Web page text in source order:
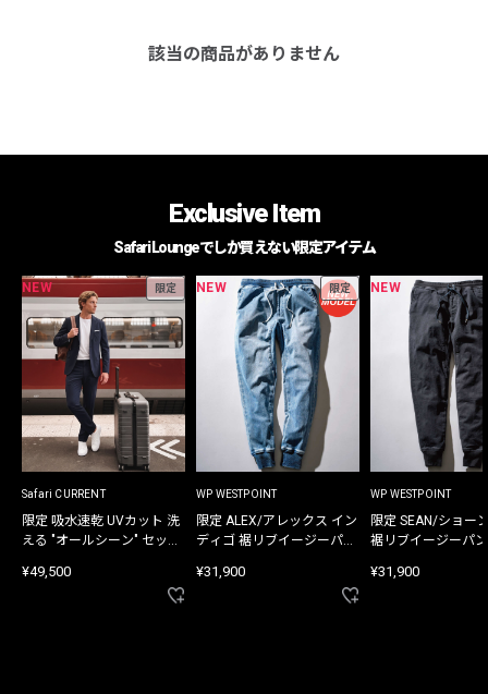
該当の商品がありません
Exclusive Item
Safari Loungeでしか買えない限定アイテム
NEW 限定
Safari CURRENT
限定 吸水速乾 UVカット 洗
える "オールシーン" セット
¥49,500
NEW 限定
WP WESTPOINT
限定 ALEX/アレックス イン
ディゴ 裾リブイージーパン
¥31,900
NEW
WP WESTPOINT
限定 SEAN/ショー
裾リブイージーパ
¥31,900